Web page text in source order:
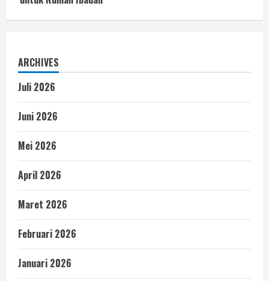
ARCHIVES
Juli 2026
Juni 2026
Mei 2026
April 2026
Maret 2026
Februari 2026
Januari 2026